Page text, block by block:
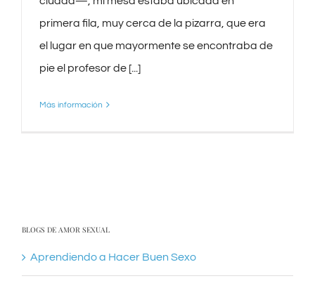
primera fila, muy cerca de la pizarra, que era
el lugar en que mayormente se encontraba de
pie el profesor de [...]
Más información
BLOGS DE AMOR SEXUAL
Aprendiendo a Hacer Buen Sexo